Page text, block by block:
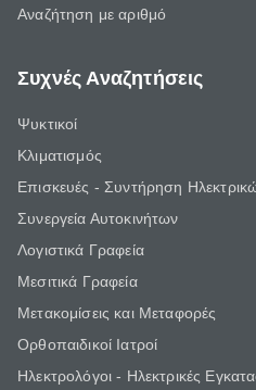
Αναζήτηση με αριθμό
Συχνές Αναζητήσεις
Ψυκτικοί
Κλιματισμός
Επισκευές - Συντήρηση
Συνεργεία Αυτοκινήτων
Λογιστικά Γραφεία
Μεσιτικά Γραφεία
Μετακομίσεις και Μεταφορές
Ορθοπαιδικοί Ιατροί
Ηλεκτρολόγοι - Ηλεκτρικές